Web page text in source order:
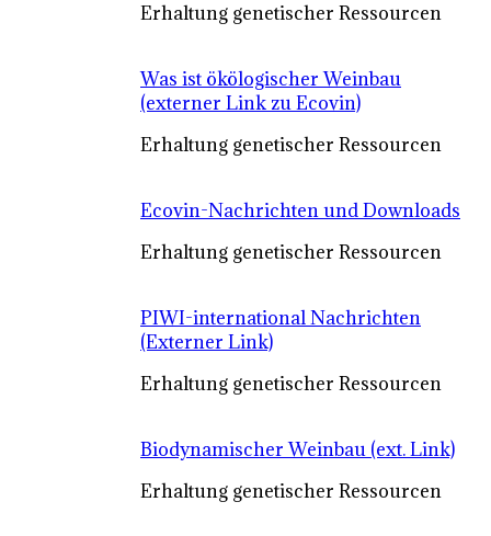
Erhaltung genetischer Ressourcen
Was ist ökölogischer Weinbau
(externer Link zu Ecovin)
Erhaltung genetischer Ressourcen
Ecovin-Nachrichten und Downloads
Erhaltung genetischer Ressourcen
PIWI-international Nachrichten
(Externer Link)
Erhaltung genetischer Ressourcen
Biodynamischer Weinbau (ext. Link)
Erhaltung genetischer Ressourcen